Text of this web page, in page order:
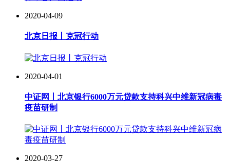
2020-04-09
北京日报丨克冠行动
2020-04-01
中证网丨北京银行6000万元贷款支持科兴中维新冠病毒
疫苗研制
2020-03-27